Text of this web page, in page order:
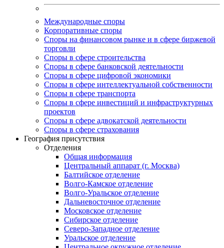
Международные споры
Корпоративные споры
Споры на финансовом рынке и в сфере биржевой
торговли
Споры в сфере строительства
Споры в сфере банковской деятельности
Споры в сфере цифровой экономики
Споры в сфере интеллектуальной собственности
Споры в сфере транспорта
Cпоры в сфере инвестиций и инфраструктурных
проектов
Споры в сфере адвокатской деятельности
Споры в сфере страхования
География присутствия
Отделения
Общая информация
Центральный аппарат (г. Москва)
Балтийское отделение
Волго-Камское отделение
Волго-Уральское отделение
Дальневосточное отделение
Московское отделение
Сибирское отделение
Северо-Западное отделение
Уральское отделение